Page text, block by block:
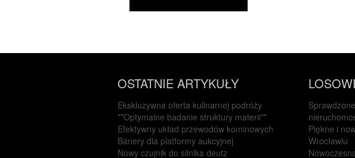
OSTATNIE ARTYKUŁY
Ekskluzywna oferta kulinarnej podróży
**Optymalne badanie struktury materii**
Efektywny układ przewodów kominowych
Banery dla platformy aukcyjnej
Nowy czujnik do silnika deutz
Piękne i
Wrocławiu